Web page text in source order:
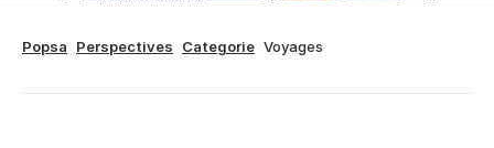
Popsa Perspectives Categorie Voyages